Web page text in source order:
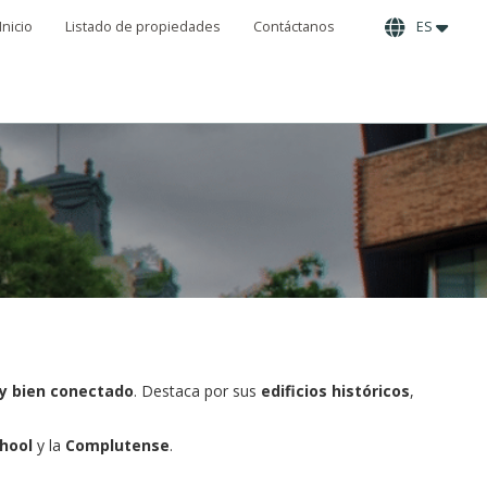
Inicio Listado de propiedades Contáctanos ES
bien conectado. Destaca por sus edificios históricos,
y la Complutense.